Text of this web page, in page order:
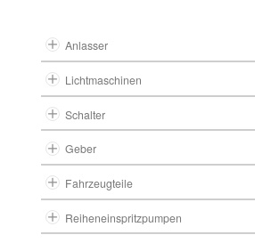
Anlasser
Lichtmaschinen
Schalter
Geber
Fahrzeugteile
Reiheneinspritzpumpen